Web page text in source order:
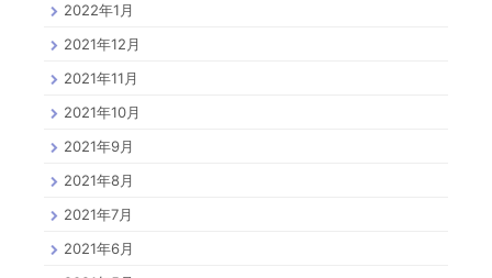
2022年1月
2021年12月
2021年11月
2021年10月
2021年9月
2021年8月
2021年7月
2021年6月